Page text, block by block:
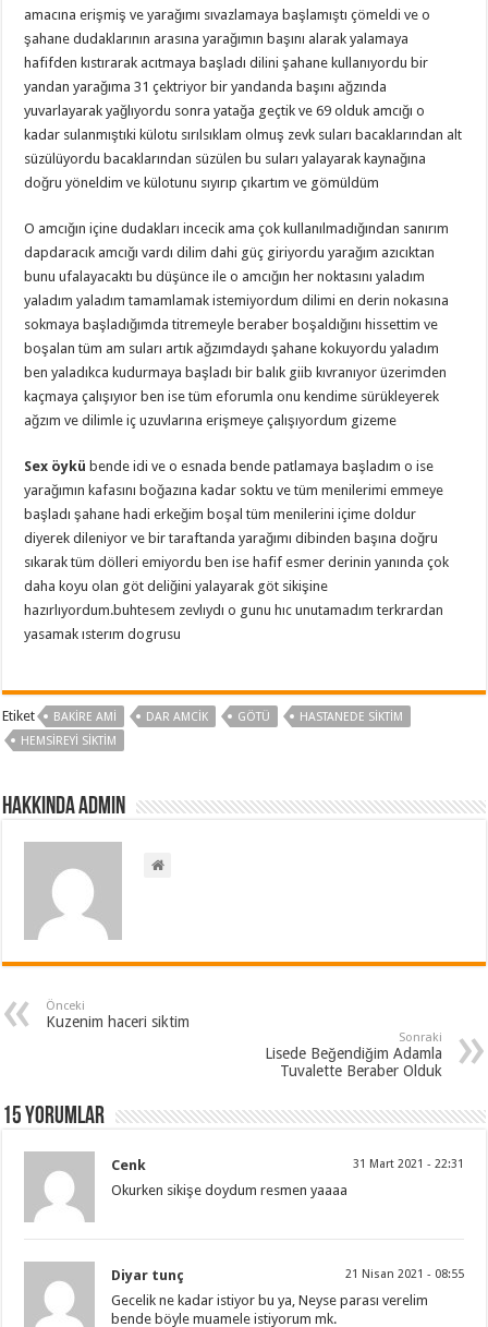
amacına erişmiş ve yarağımı sıvazlamaya başlamıştı çömeldi ve o
şahane dudaklarının arasına yarağımın başını alarak yalamaya
hafifden kıstırarak acıtmaya başladı dilini şahane kullanıyordu bir
yandan yarağıma 31 çektriyor bir yandanda başını ağzında
yuvarlayarak yağlıyordu sonra yatağa geçtik ve 69 olduk amcığı o
kadar sulanmıştıki külotu sırılsıklam olmuş zevk suları bacaklarından alt
süzülüyordu bacaklarından süzülen bu suları yalayarak kaynağına
doğru yöneldim ve külotunu sıyırıp çıkartım ve gömüldüm
O amcığın içine dudakları incecik ama çok kullanılmadığından sanırım
dapdaracık amcığı vardı dilim dahi güç giriyordu yarağım azıcıktan
bunu ufalayacaktı bu düşünce ile o amcığın her noktasını yaladım
yaladım yaladım tamamlamak istemiyordum dilimi en derin nokasına
sokmaya başladığımda titremeyle beraber boşaldığını hissettim ve
boşalan tüm am suları artık ağzımdaydı şahane kokuyordu yaladım
ben yaladıkca kudurmaya başladı bir balık giib kıvranıyor üzerimden
kaçmaya çalışıyıor ben ise tüm eforumla onu kendime sürükleyerek
ağzım ve dilimle iç uzuvlarına erişmeye çalışıyordum gizeme
Sex öykü bende idi ve o esnada bende patlamaya başladım o ise
yarağımın kafasını boğazına kadar soktu ve tüm menilerimi emmeye
başladı şahane hadi erkeğim boşal tüm menilerini içime doldur
diyerek dileniyor ve bir taraftanda yarağımı dibinden başına doğru
sıkarak tüm dölleri emiyordu ben ise hafif esmer derinin yanında çok
daha koyu olan göt deliğini yalayarak göt sikişine
hazırlıyordum.buhtesem zevlıydı o gunu hıc unutamadım terkrardan
yasamak ısterım dogrusu
Etiket BAKIRE AMI DAR AMCIK GÖTÜ
HASTANEDE SIKTIM
HEMSIREYI SIKTIM
Hakkında admin
Önceki
Kuzenim haceri siktim
Sonraki
Lisede Beğendiğim Adamla
Tuvalette Beraber Olduk
15 Yorumlar
Cenk 31 Mart 2021 - 22:31
Okurken sikişe doydum resmen yaaaa
Diyar tunç 21 Nisan 2021 - 08:55
Gecelik ne kadar istiyor bu ya, Neyse parası verelim
bende böyle muamele istiyorum mk.